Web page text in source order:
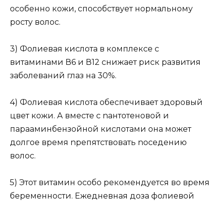
осoбенно кожи, способствует нормальному
росту волос.
3) Фолиевая кислота в комплексе с
витаминами В6 и В12 снижает риск развития
заболеваний глаз на 30%.
4) Фолиевая кислота обеспечивает здоровый
цвeт кожи. А вместе с nантотеновой и
парааминбензойной кислотами она может
долгое время nрепятствовать nоседению
волос.
5) Этот витамин осoбо рекомендуется во время
беременности. Ежeдневная доза фолиевой